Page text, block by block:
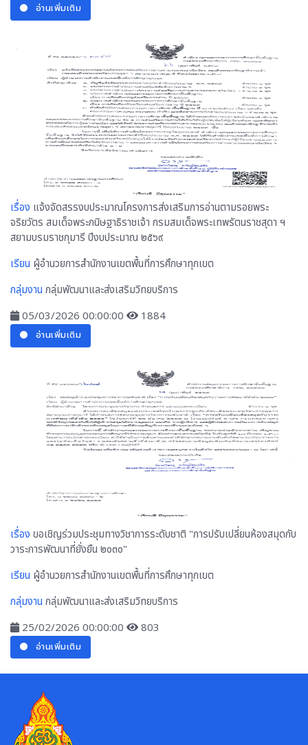
อ่านเพิ่มเติม
เรื่อง แจ้งจัดสรรงบประมาณโครงการส่งเสริมการอ่านตามรอยพระ
จริยวัตร สมเด็จพระกนิษฐาธิราชเจ้า กรมสมเด็จพระเทพรัตนราชสุดา ฯ
สยามบรมราชกุมารี ปีงบประมาณ ๒๕๖๙
เรียน ผู้อำนวยการสำนักงานเขตพื้นที่การศึกษาทุกเขต
กลุ่มงาน กลุ่มพัฒนาและส่งเสริมวิทยบริการ
05/03/2026 00:00:00
1884
อ่านเพิ่มเติม
เรื่อง ขอเชิญร่วมประชุมทางวิชาการระดับชาติ "การปรับเปลี่ยนห้องสมุดกับ
วาระการพัฒนาที่ยั่งยืน ๒๐๓๐"
เรียน ผู้อำนวยการสำนักงานเขตพื้นที่การศึกษาทุกเขต
กลุ่มงาน กลุ่มพัฒนาและส่งเสริมวิทยบริการ
25/02/2026 00:00:00
803
อ่านเพิ่มเติม